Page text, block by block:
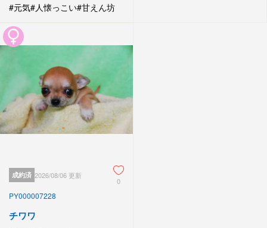
#元気#人懐っこい#甘えん坊
成約済 2026/08/06 更新
0
PY000007228
チワワ